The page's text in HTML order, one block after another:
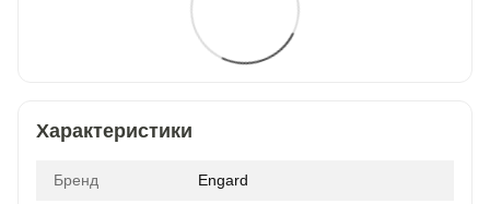
Характеристики
Бренд Engard